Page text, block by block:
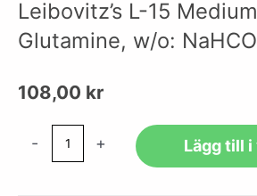
Leibovitz’s L-15
Glutamine, w/o:
108,00 kr
- + Lägg till